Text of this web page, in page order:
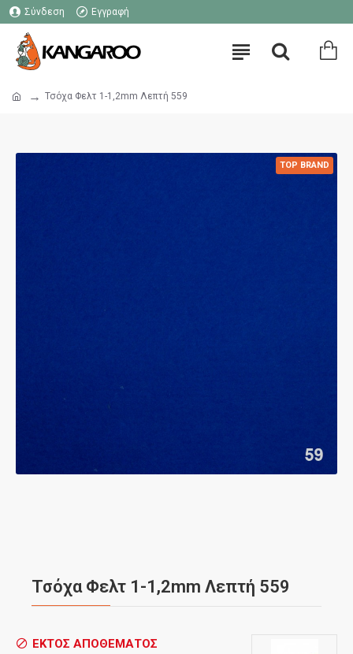
Σύνδεση Εγγραφή
Τσόχα Φελτ 1-1,2mm Λεπτή 559
TOP BRAND
Τσόχα Φελτ 1-1,2mm Λεπτή 559
ΕΚΤΌΣ ΑΠΟΘΈΜΑΤΟΣ